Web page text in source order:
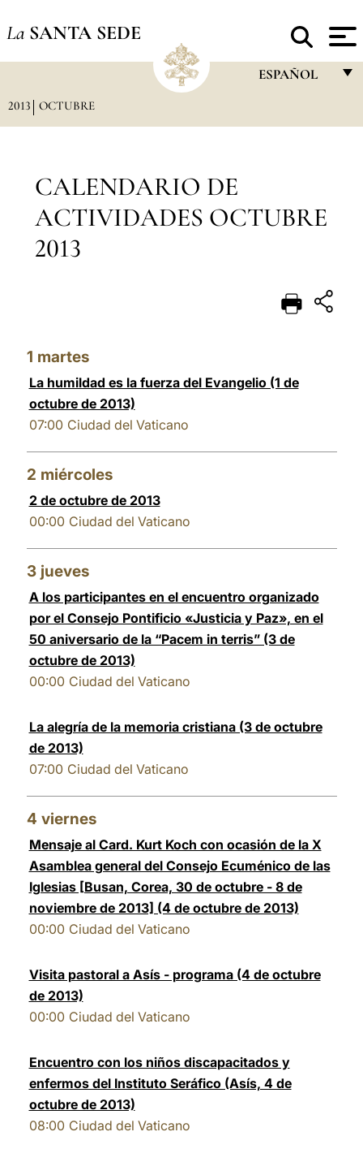
La SANTA SEDE
ESPAÑOL
POLSKI
LATINE
2013 OCTUBRE
CALENDARIO DE
ACTIVIDADES OCTUBRE
2013
1 martes
La humildad es la fuerza del Evangelio (1 de
octubre de 2013)
07:00 Ciudad del Vaticano
2 miércoles
2 de octubre de 2013
00:00 Ciudad del Vaticano
3 jueves
A los participantes en el encuentro organizado
por el Consejo Pontificio «Justicia y Paz», en el
50 aniversario de la “Pacem in terris” (3 de
octubre de 2013)
00:00 Ciudad del Vaticano
La alegría de la memoria cristiana (3 de octubre
de 2013)
07:00 Ciudad del Vaticano
4 viernes
Mensaje al Card. Kurt Koch con ocasión de la X
Asamblea general del Consejo Ecuménico de las
Iglesias [Busan, Corea, 30 de octubre - 8 de
noviembre de 2013] (4 de octubre de 2013)
00:00 Ciudad del Vaticano
Visita pastoral a Asís - programa (4 de octubre
de 2013)
00:00 Ciudad del Vaticano
Encuentro con los niños discapacitados y
enfermos del Instituto Seráfico (Asís, 4 de
octubre de 2013)
08:00 Ciudad del Vaticano